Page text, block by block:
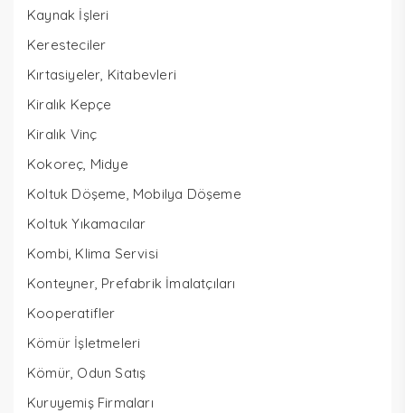
Kaynak İşleri
Keresteciler
Kırtasiyeler, Kitabevleri
Kiralık Kepçe
Kiralık Vinç
Kokoreç, Midye
Koltuk Döşeme, Mobilya Döşeme
Koltuk Yıkamacılar
Kombi, Klima Servisi
Konteyner, Prefabrik İmalatçıları
Kooperatifler
Kömür İşletmeleri
Kömür, Odun Satış
Kuruyemiş Firmaları